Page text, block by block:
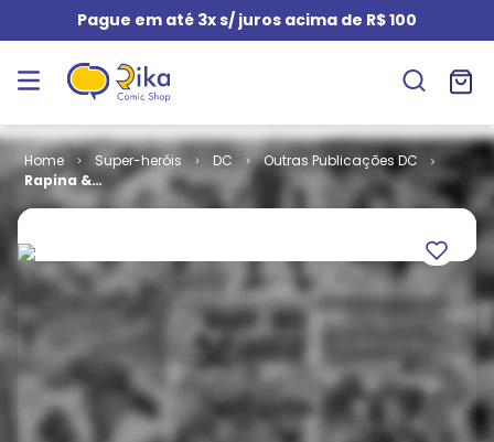
Pague em até 3x s/ juros acima de R$ 100
Super-heróis DC
Outras Publicações DC
Rapina &
Columba (Os